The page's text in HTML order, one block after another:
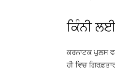
ਕਿੰਨੀ
ਕਰਨਾਟਕ ਪੁਲਸ
ਹੀ ਵਿਚ